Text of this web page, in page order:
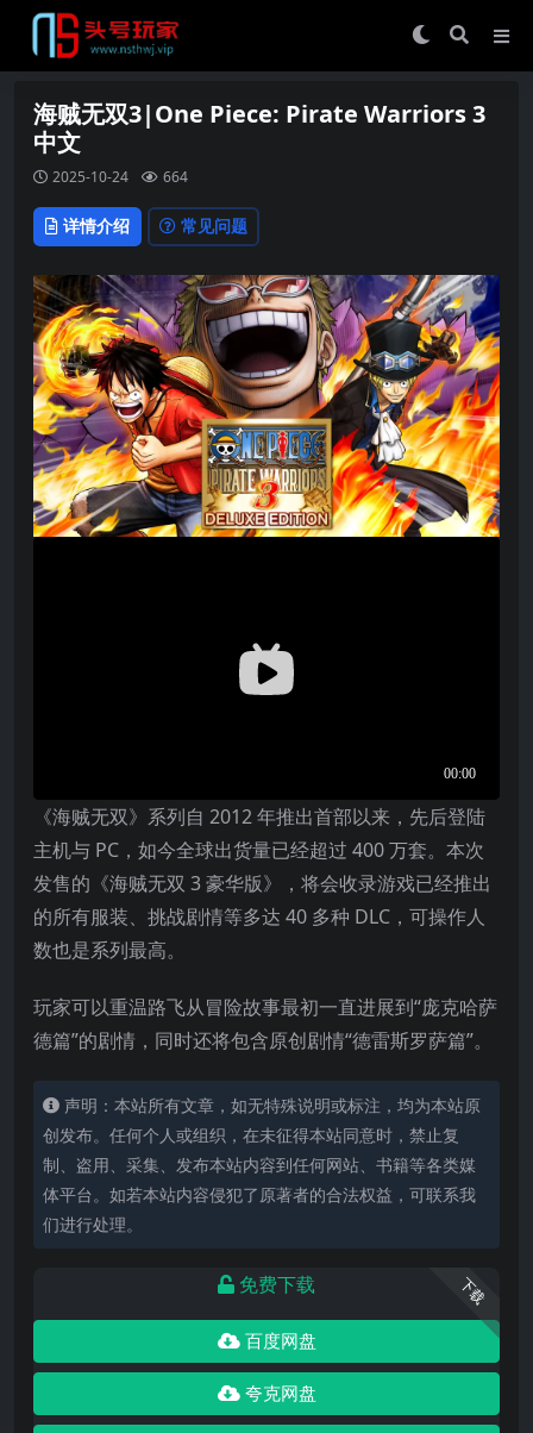
海贼无双3|One Piece: Pirate Warriors 3
中文
2025-10-24 664
详情介绍 常见问题
《海贼无双》系列自 2012 年推出首部以来，先后登陆
主机与 PC，如今全球出货量已经超过 400 万套。本次
发售的《海贼无双 3 豪华版》，将会收录游戏已经推出
的所有服装、挑战剧情等多达 40 多种 DLC，可操作人
数也是系列最高。
玩家可以重温路飞从冒险故事最初一直进展到“庞克哈萨
德篇”的剧情，同时还将包含原创剧情“德雷斯罗萨篇”。
声明：本站所有文章，如无特殊说明或标注，均为本站原
创发布。任何个人或组织，在未征得本站同意时，禁止复
制、盗用、采集、发布本站内容到任何网站、书籍等各类媒
体平台。如若本站内容侵犯了原著者的合法权益，可联系我
们进行处理。
下载
免费下载
百度网盘
夸克网盘